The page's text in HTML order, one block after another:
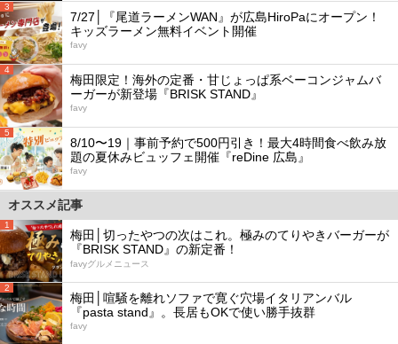
3
7/27│『尾道ラーメンWAN』が広島HiroPaにオープン！
キッズラーメン無料イベント開催
favy
4
梅田限定！海外の定番・甘じょっぱ系ベーコンジャムバ
ーガーが新登場『BRISK STAND』
favy
5
8/10〜19｜事前予約で500円引き！最大4時間食べ飲み放
題の夏休みビュッフェ開催『reDine 広島』
favy
オススメ記事
1
梅田│切ったやつの次はこれ。極みのてりやきバーガーが
『BRISK STAND』の新定番！
favyグルメニュース
2
梅田│喧騒を離れソファで寛ぐ穴場イタリアンバル
『pasta stand』。長居もOKで使い勝手抜群
favy